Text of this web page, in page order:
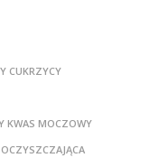
CUKRZYCY
KWAS MOCZOWY